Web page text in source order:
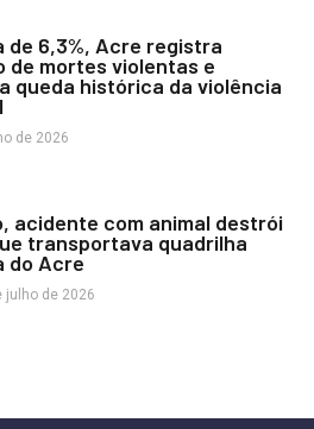
de 6,3%, Acre registra
de mortes violentas e
queda histórica da violência
de 2026
acidente com animal destrói
transportava quadrilha
do Acre
julho de 2026